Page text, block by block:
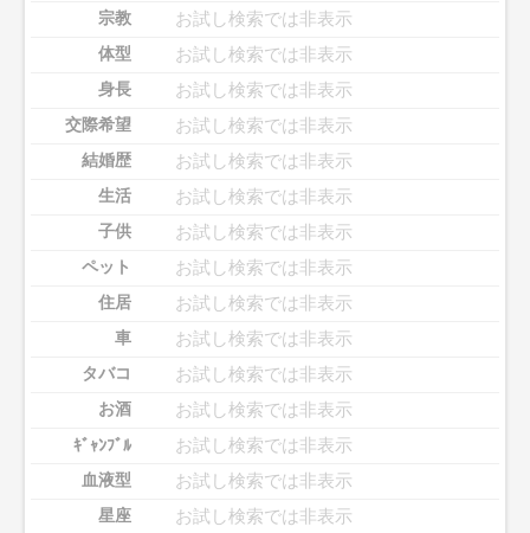
宗教 お試し検索では非表示
体型 お試し検索では非表示
身長 お試し検索では非表示
交際希望 お試し検索では非表示
結婚歴 お試し検索では非表示
生活 お試し検索では非表示
子供 お試し検索では非表示
ペット お試し検索では非表示
住居 お試し検索では非表示
車 お試し検索では非表示
タバコ お試し検索では非表示
お酒 お試し検索では非表示
ｷﾞｬﾝﾌﾞﾙ お試し検索では非表示
血液型 お試し検索では非表示
星座 お試し検索では非表示